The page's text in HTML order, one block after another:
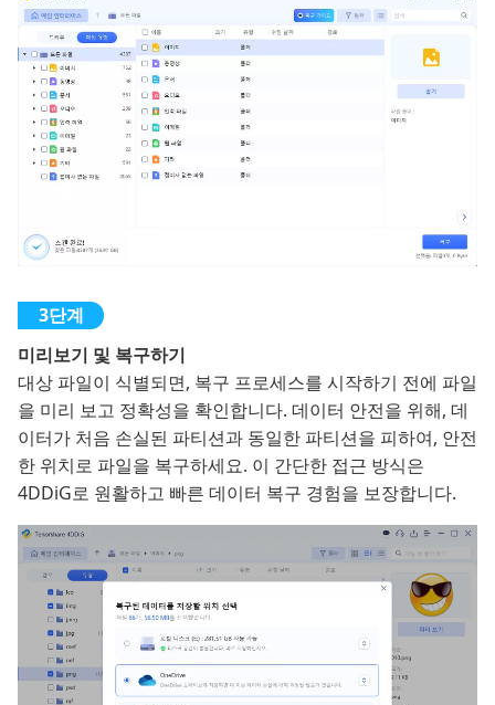
미리보기 및 복구하기
대상 파일이 식별되면, 복구 프로세스를 시작하기 전에 파일
을 미리 보고 정확성을 확인합니다. 데이터 안전을 위해, 데
이터가 처음 손실된 파티션과 동일한 파티션을 피하여, 안전
한 위치로 파일을 복구하세요. 이 간단한 접근 방식은
4DDiG로 원활하고 빠른 데이터 복구 경험을 보장합니다.